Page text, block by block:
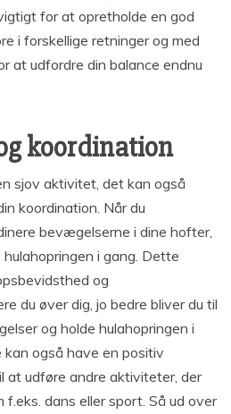
for at opretholde en god
i forskellige retninger og med
at udfordre din balance endnu
koordination
sjov aktivitet, det kan også
koordination. Når du
bevægelserne i dine hofter,
i gang. Dette
og
du øver dig, jo bedre bliver du til
og holde hulahopringen i
også have en positiv
at udføre andre aktiviteter, der
dans eller sport. Så ud over